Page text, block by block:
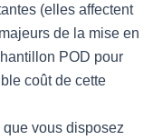
(elles affectent
de la mise en
POD pour
coût de cette
que vous disposez